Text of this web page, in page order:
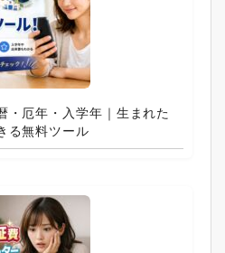
・厄年・入学年｜生まれた
る無料ツール